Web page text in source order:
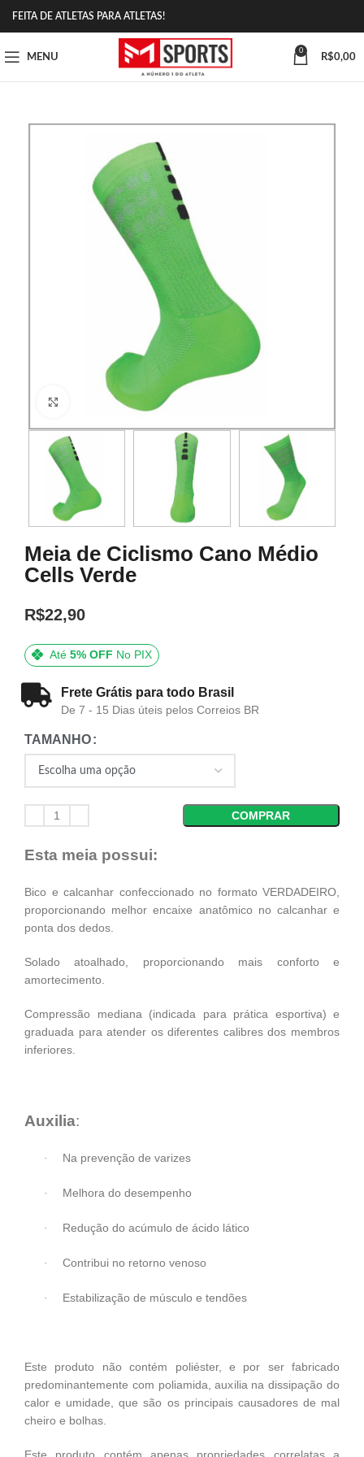
FEITA DE ATLETAS PARA ATLETAS!
MENU
0
R$0,00
Click to enlarge
Meia de Ciclismo Cano Médio
Cells Verde
R$22,90
Até 5% OFF No PIX
Frete Grátis para todo Brasil
De 7 - 15 Dias úteis pelos Correios BR
TAMANHO
COMPRAR
Esta meia possui:
Bico e calcanhar confeccionado no formato VERDADEIRO,
proporcionando melhor encaixe anatômico no calcanhar e
ponta dos dedos.
Solado atoalhado, proporcionando mais conforto e
amortecimento.
Compressão mediana (indicada para prática esportiva) e
graduada para atender os diferentes calibres dos membros
inferiores.
Auxilia:
· Na prevenção de varizes
· Melhora do desempenho
· Redução do acúmulo de ácido lático
· Contribui no retorno venoso
· Estabilização de músculo e tendões
Este produto não contém poliéster, e por ser fabricado
predominantemente com poliamida, auxilia na dissipação do
calor e umidade, que são os principais causadores de mal
cheiro e bolhas.